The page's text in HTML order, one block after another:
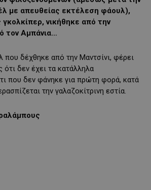
με απευθείας εκτέλεση φάουλ),
νικήθηκε από την
τον Αμπάνια…
που δέχθηκε από την Μαντσίνι, φέρει
ότι δεν έχει τα κατάλληλα
που δεν φάνηκε για πρώτη φορά, κατά
την γαλαζοκίτρινη εστία.